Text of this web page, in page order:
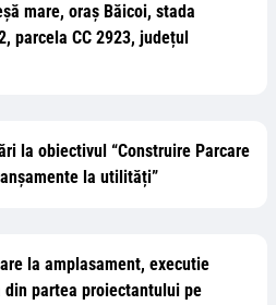
mare, oraș Băicoi, stada
parcela CC 2923, județul
la obiectivul “Construire Parcare
la utilități”
la amplasament, executie
partea proiectantului pe